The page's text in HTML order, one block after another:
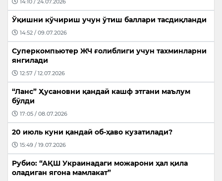
Ўқишни кўчириш учун ўтиш баллари тасдиқланди
14:52 / 09.07.2026
Суперкомпьютер ЖЧ ғолиблиги учун тахминларни
янгилади
12:57 / 12.07.2026
“Ланс” Ҳусановни қандай кашф этгани маълум
бўлди
17:05 / 08.07.2026
20 июль куни қандай об-ҳаво кузатилади?
15:49 / 19.07.2026
Рубио: “АҚШ Украинадаги можарони ҳал қила
оладиган ягона мамлакат”